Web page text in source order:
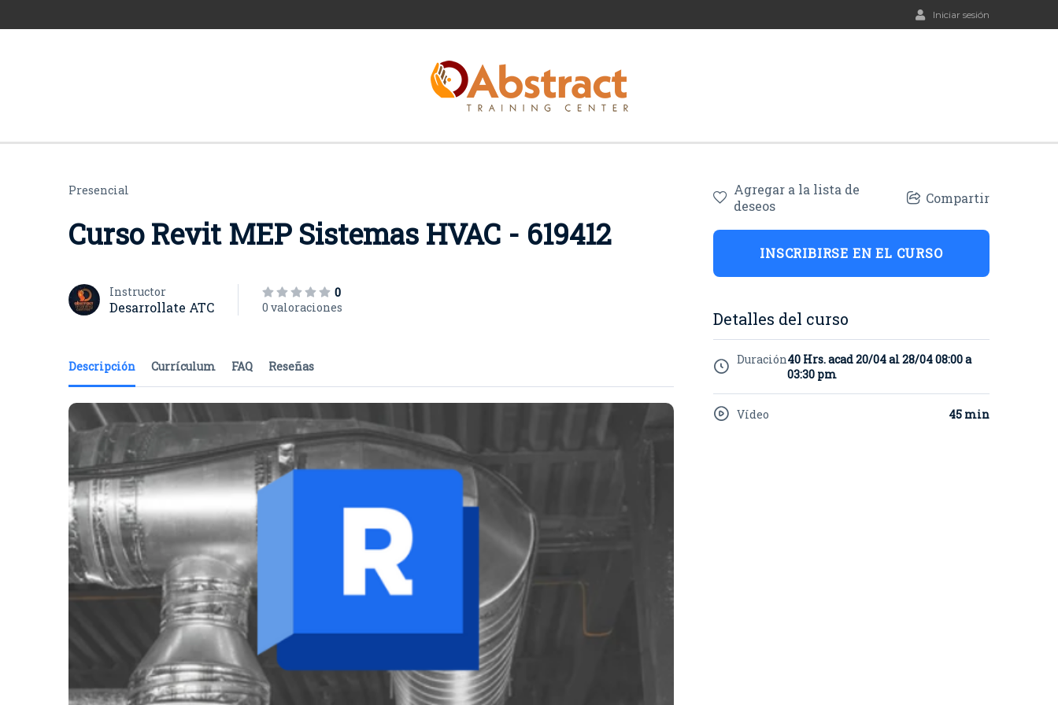
Iniciar sesión
Presencial
Curso Revit MEP Sistemas HVAC - 619412
Instructor
Desarrollate ATC
0
0 valoraciones
Descripción Currículum FAQ Reseñas
Agregar a la lista de
deseos
Compartir
INSCRIBIRSE EN EL CURSO
Detalles del curso
Duración40 Hrs. acad 20/04 al 28/04 08:00 a
03:30 pm
Vídeo 45 min